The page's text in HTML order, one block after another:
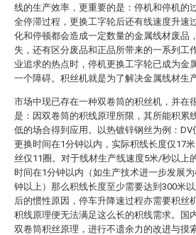
线的生产效率，更重要的是：停机和停机的
全停滞过程，更换工字轮后还有线速度升速
化和停顿都会造成一定数量的金属线材废品
失，还有区分废品和正品所带来的一系列工
业追求的热点时，停机更换工字轮已成为金
一个障碍。积丝机就是为了解决金属线材生
市场中现已存在一种双卷筒的积丝机，并在
是：因双卷筒的积线原理所限，其所能积累
低的场合得到应用。以热镀锌钢丝为例：
更换时间在1分钟以内，实际积线长度仅17
丝仅11圈。对于线材生产线速度5米/秒以上
时间在1分钟以内（如生产技术进一步发展
钟以上）那么积线长度至少需要达到300米
后的惯性原因，停车升降速过程亦需要积丝
积线原理便无法满足这么长的积线需求。国
双卷筒积丝原理，进行不遗余力的改进与摸